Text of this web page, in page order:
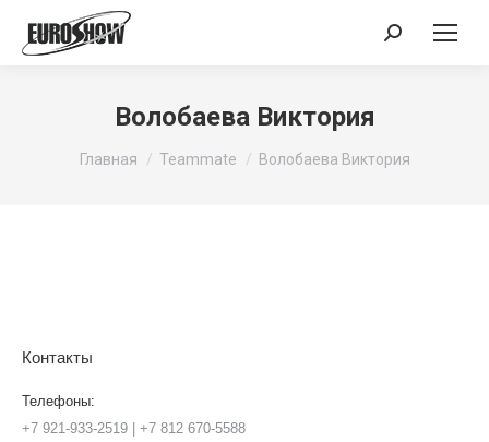
Поиск:
Волобаева Виктория
Вы здесь:
Главная Teammate Волобаева Виктория
Контакты
Телефоны:
+7 921-933-2519 | +7 812 670-5588